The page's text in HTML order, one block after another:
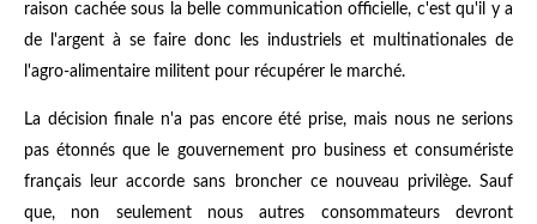
raison cachée sous la belle communication officielle, c'est qu'il y a
de l'argent à se faire donc les industriels et multinationales de
l'agro-alimentaire militent pour récupérer le marché.
La décision finale n'a pas encore été prise, mais nous ne serions
pas étonnés que le gouvernement pro business et consumériste
français leur accorde sans broncher ce nouveau privilège. Sauf
que, non seulement nous autres consommateurs devront